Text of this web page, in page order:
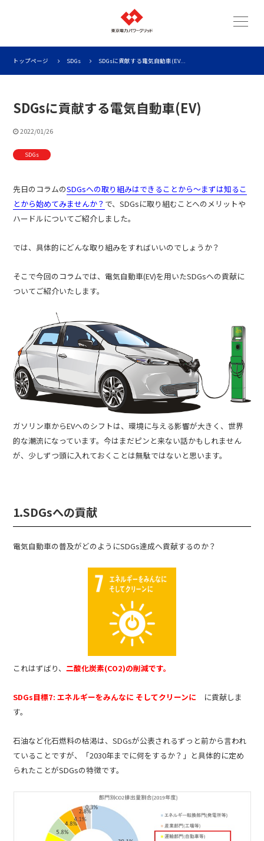
トップページ SDGs SDGsに貢献する電気自動車(EV...
SDGsに貢献する電気自動車(EV)
2022/01/26
SDGs
先日のコラムのSDGsへの取り組みはできることから～まずは知るこ
とから始めてみませんか？ で、SDGsに取り組むことへのメリットや
ハードルについてご紹介しました。
では、具体的にどんな取り組みをすればいいのでしょうか？
そこで今回のコラムでは、電気自動車(EV)を用いたSDGsへの貢献に
ついてご紹介いたします。
ガソリン車からEVへのシフトは、環境に与える影響が大きく、世界
的な潮流になっています。今はまだピンと来ない話かもしれません
が、少しずつ頭に入れておくことは無駄ではないと思います。
1.SDGsへの貢献
電気自動車の普及がどのようにSDGs達成へ貢献するのか？
これはずばり、二酸化炭素(CO2)の削減です。
SDGs目標7: エネルギーをみんなに そしてクリーンに に貢献しま
す。
石油など化石燃料の枯渇は、SDGsが公表されるずっと前から言われ
ていることですが、「2030年までに何をするか？」と具体的に定め
られたことがSDGsの特徴です。